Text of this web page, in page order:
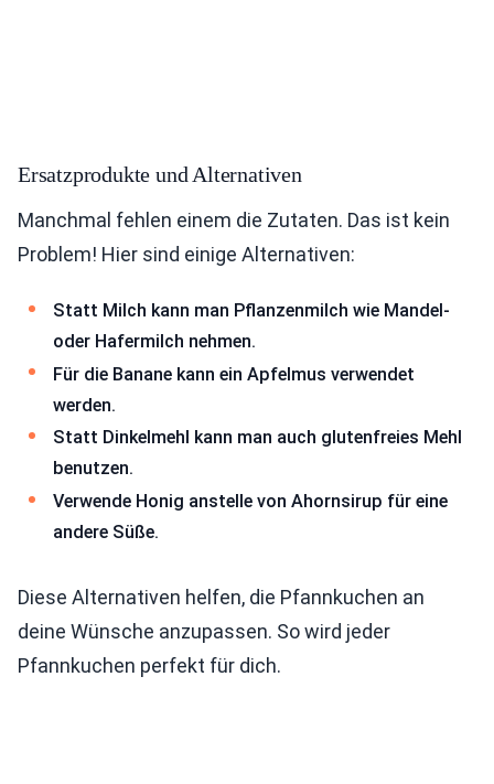
Ersatzprodukte und Alternativen
Manchmal fehlen einem die Zutaten. Das ist kein
Problem! Hier sind einige Alternativen:
Statt Milch kann man Pflanzenmilch wie Mandel-
oder Hafermilch nehmen.
Für die Banane kann ein Apfelmus verwendet
werden.
Statt Dinkelmehl kann man auch glutenfreies Mehl
benutzen.
Verwende Honig anstelle von Ahornsirup für eine
andere Süße.
Diese Alternativen helfen, die Pfannkuchen an
deine Wünsche anzupassen. So wird jeder
Pfannkuchen perfekt für dich.